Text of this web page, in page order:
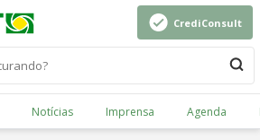
CrediConsult
Notícias Imprensa Agenda